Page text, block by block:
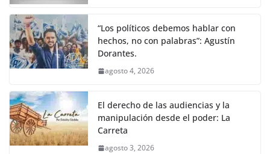
“Los políticos debemos hablar con
hechos, no con palabras”: Agustín
Dorantes.
agosto 4, 2026
El derecho de las audiencias y la
manipulación desde el poder: La
Carreta
agosto 3, 2026